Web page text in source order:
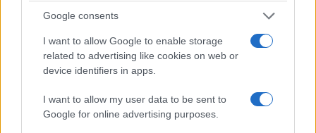
Google consents
I want to allow Google to enable storage
related to advertising like cookies on web or
device identifiers in apps.
I want to allow my user data to be sent to
Google for online advertising purposes.
transformar tus experiencias de viaje.
Staff · 26 Jun 2025
NOTICIAS